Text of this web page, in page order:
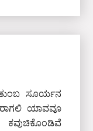
ಸೂರ್ಯನ
ಯಾವವೂ
ಕವುಚಿಕೊಂಡಿವೆ